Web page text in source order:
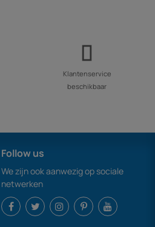
Klantenservice
beschikbaar
Follow us
We zijn ook aanwezig op sociale
netwerken